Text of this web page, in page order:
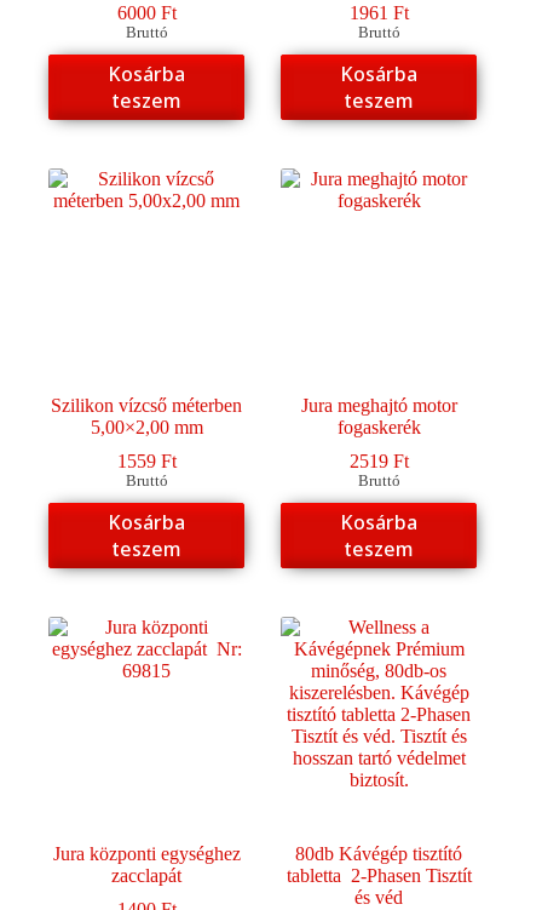
6000 Ft
Bruttó
Kosárba
teszem
1961 Ft
Bruttó
Kosárba
teszem
Szilikon vízcső méterben
5,00×2,00 mm
1559 Ft
Bruttó
Kosárba
teszem
Jura meghajtó motor
fogaskerék
2519 Ft
Bruttó
Kosárba
teszem
Jura központi egységhez
zacclapát
80db Kávégép tisztító
tabletta 2-Phasen Tisztít
és véd